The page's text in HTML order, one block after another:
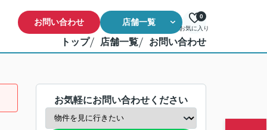
お問い合わせ 店舗一覧
お気に入り
0
トップ 店舗一覧 お問い合わせ
お気軽にお問い合わせください